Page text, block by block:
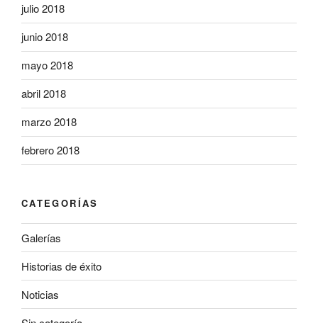
julio 2018
junio 2018
mayo 2018
abril 2018
marzo 2018
febrero 2018
CATEGORÍAS
Galerías
Historias de éxito
Noticias